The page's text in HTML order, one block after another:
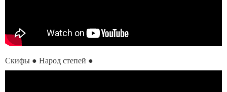
Скифы ● Народ степей ●